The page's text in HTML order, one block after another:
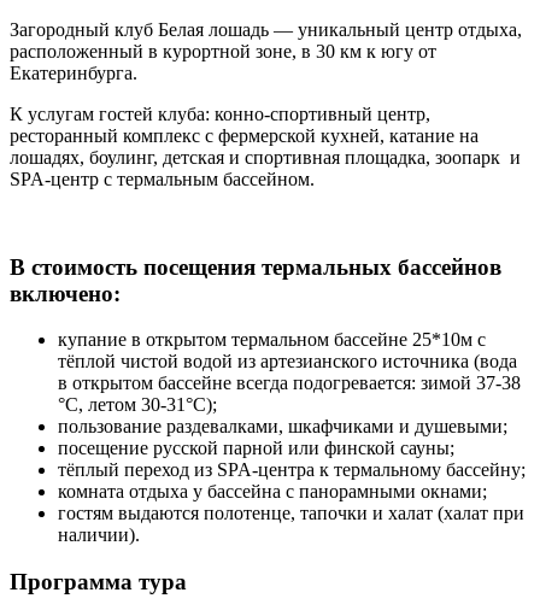
Загородный клуб Белая лошадь — уникальный центр отдыха,
расположенный в курортной зоне, в 30 км к югу от
Екатеринбурга.
К услугам гостей клуба: конно-спортивный центр,
ресторанный комплекс с фермерской кухней, катание на
лошадях, боулинг, детская и спортивная площадка, зоопарк и
SPA-центр с термальным бассейном.
В стоимость посещения термальных бассейнов
включено:
купание в открытом термальном бассейне 25*10м с
тёплой чистой водой из артезианского источника (вода
в открытом бассейне всегда подогревается: зимой 37-38
°C, летом 30-31°C);
пользование раздевалками, шкафчиками и душевыми;
посещение русской парной или финской сауны;
тёплый переход из SPA-центра к термальному бассейну;
комната отдыха у бассейна с панорамными окнами;
гостям выдаются полотенце, тапочки и халат (халат при
наличии).
Программа тура